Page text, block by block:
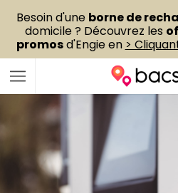
Besoin d'une borne de
domicile ? Découvrez les
promosd'Engie en >